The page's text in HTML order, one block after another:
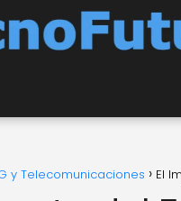
y Telecomunicaciones El